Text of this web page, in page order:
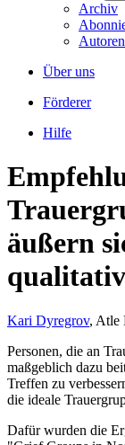
Archiv
Autoren
Über uns
Förderer
Hilfe
äußern
Kari Dyregrov, Atle
Personen, die an
maßgeblich dazu
Treffen zu
die ideale
Dafür wurden die